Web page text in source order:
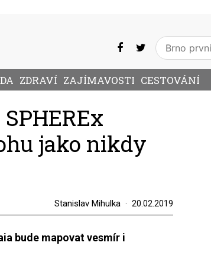
ZDRAVÍ ZAJÍMAVOSTI CESTOVÁNÍ
jako nikdy
Stanislav Mihulka 20.02.2019
bude mapovat vesmír i